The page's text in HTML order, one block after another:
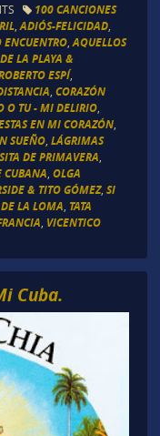
100 CANCIONES
, ADIÓS-FELICIDAD,
, AQUELLOS
LA PLAYA &
ESPÍ,
CORAZÓN
O TU - MI DELIRIO,
EN MI CORAZÓN,
SUEÑO, LÁGRIMAS
DE PRIMAVERA
CUBANA OLGA
& TITO GÓMEZ, SI
LA LOMA TATA
VICENTICO
Cuba.